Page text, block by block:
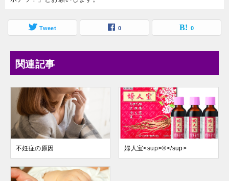
Tweet 0 0
関連記事
不妊症の原因 婦人宝<sup>®</sup>